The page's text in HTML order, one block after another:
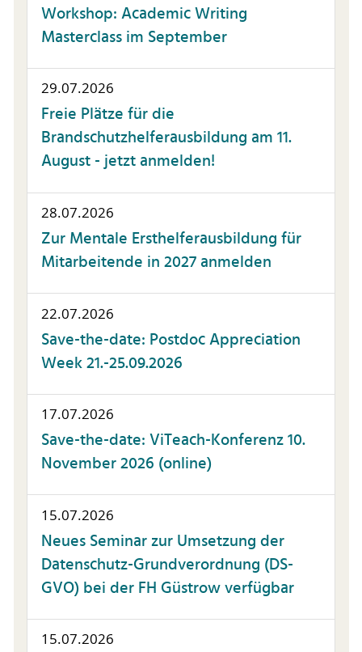
Workshop: Academic Writing
Masterclass im September
29.07.2026
Freie Plätze für die
Brandschutzhelferausbildung am 11.
August - jetzt anmelden!
28.07.2026
Zur Mentale Ersthelferausbildung für
Mitarbeitende in 2027 anmelden
22.07.2026
Save-the-date: Postdoc Appreciation
Week 21.-25.09.2026
17.07.2026
Save-the-date: ViTeach-Konferenz 10.
November 2026 (online)
15.07.2026
Neues Seminar zur Umsetzung der
Datenschutz-Grundverordnung (DS-
GVO) bei der FH Güstrow verfügbar
15.07.2026